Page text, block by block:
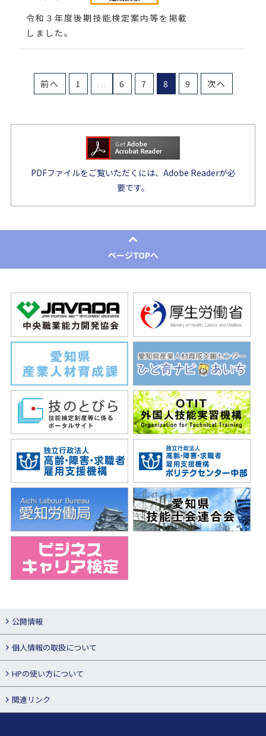
令和３年度後期技能検定案内等を掲載
しました。
前へ 1 ... 6 7 8 9 次へ
PDFファイルをご覧いただくには、Adobe Readerが必
要です。
ページTOPへ
公開情報
個人情報の取扱について
HPの使い方について
関連リンク